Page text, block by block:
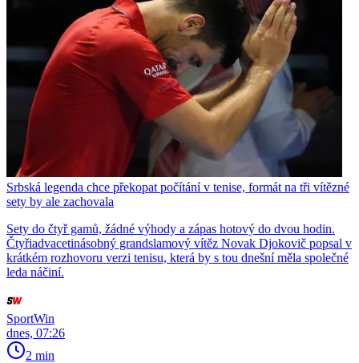
Srbská legenda chce překopat počítání v tenise, formát na tři vítězné
sety by ale zachovala
Sety do čtyř gamů, žádné výhody a zápas hotový do dvou hodin.
Čtyřiadvacetinásobný grandslamový vítěz Novak Djokovič popsal v
krátkém rozhovoru verzi tenisu, která by s tou dnešní měla společné
leda náčiní.
SportWin
dnes, 07:26
2 min